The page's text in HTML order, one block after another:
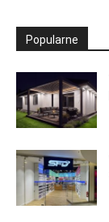
Popularne